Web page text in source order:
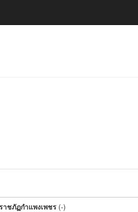
าชภัฏกำแพงเพชร (-)